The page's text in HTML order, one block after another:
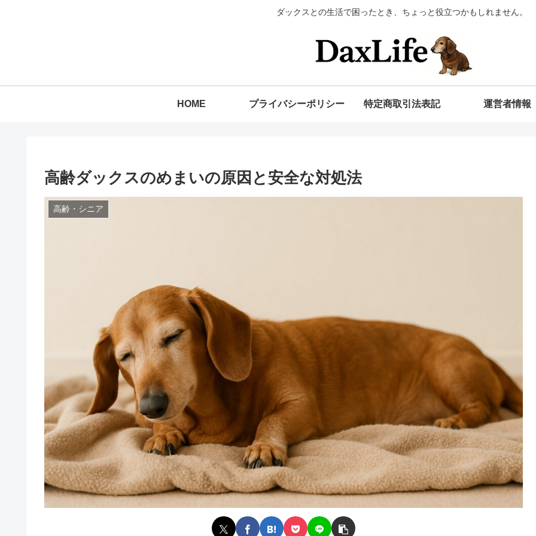
ダックスとの生活で困ったとき、ちょっと役立つかもしれません。
HOME プライバシーポリシー 特定商取引法表記 運営者情報
高齢ダックスのめまいの原因と安全な対処法
高齢・シニア